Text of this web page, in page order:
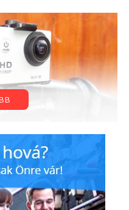
mondjuk 30.000,-
áron kínálja magát?
konkrétan 25.900